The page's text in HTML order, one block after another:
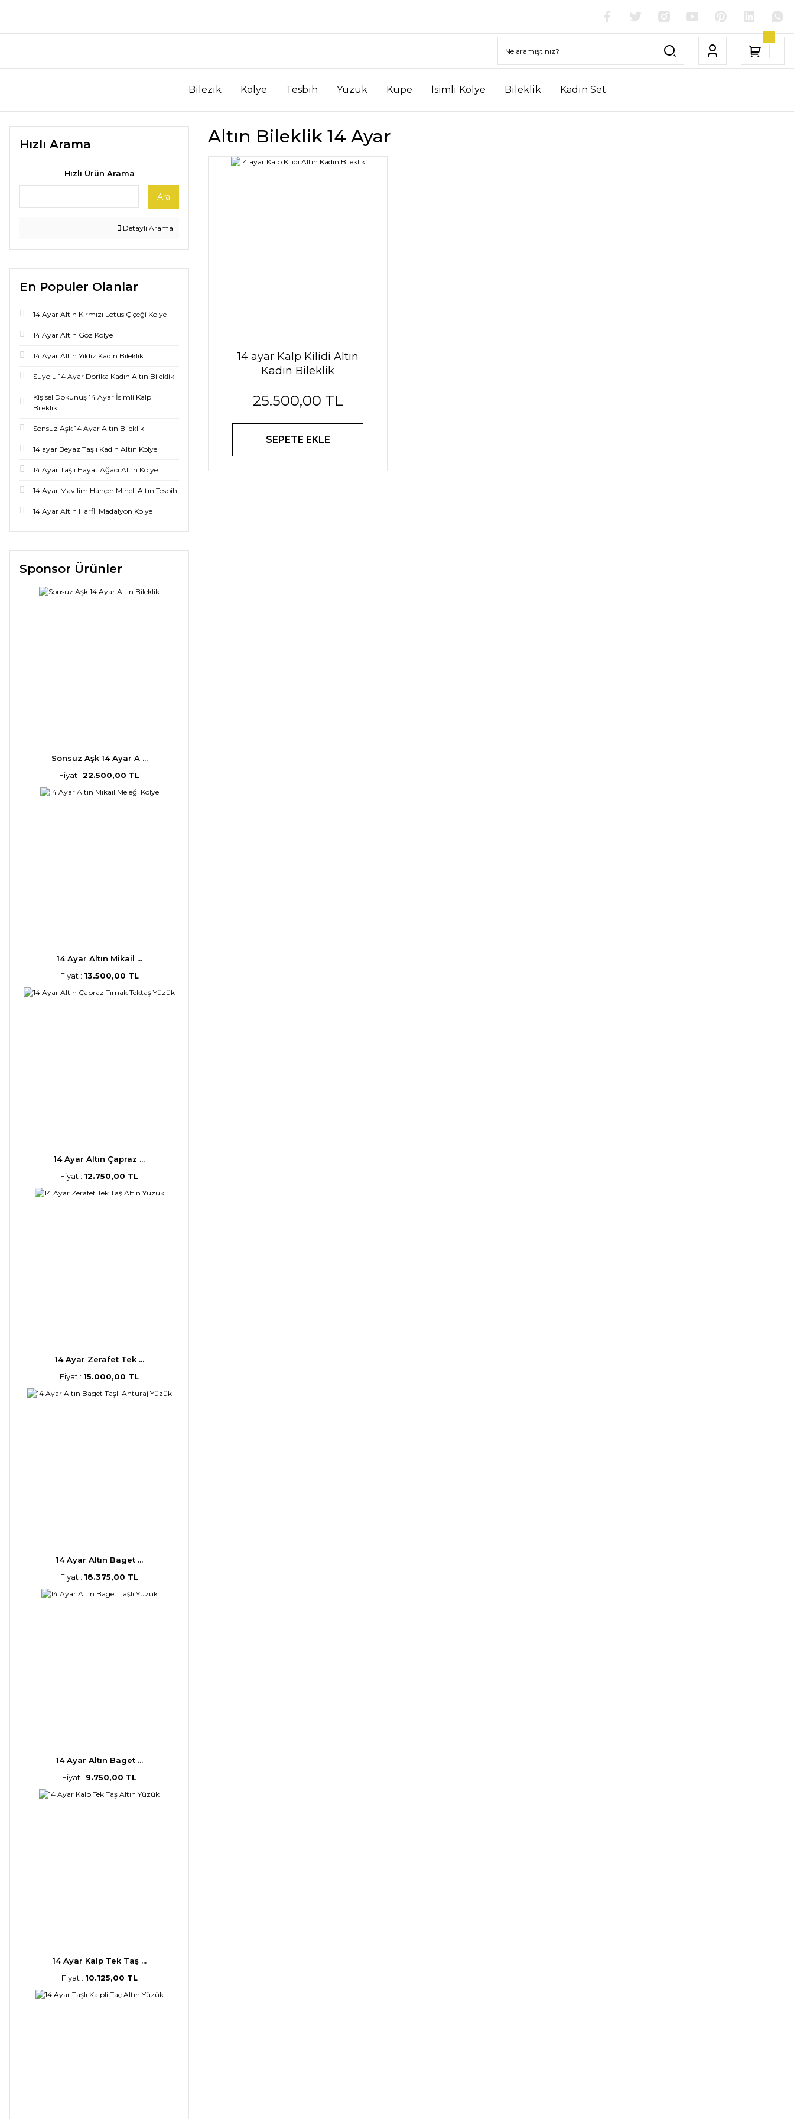
Bilezik Kolye Tesbih Yüzük Küpe İsimli Kolye Bileklik Kadın Set
Hızlı Arama
Hızlı Ürün Arama
Ara
Detaylı Arama
En Populer Olanlar
14 Ayar Altın Kırmızı Lotus Çiçeği Kolye
14 Ayar Altın Göz Kolye
14 Ayar Altın Yıldız Kadın Bileklik
Suyolu 14 Ayar Dorika Kadın Altın Bileklik
Kişisel Dokunuş 14 Ayar İsimli Kalpli
Bileklik
Sonsuz Aşk 14 Ayar Altın Bileklik
14 ayar Beyaz Taşlı Kadın Altın Kolye
14 Ayar Taşlı Hayat Ağacı Altın Kolye
14 Ayar Mavilim Hançer Mineli Altın Tesbih
14 Ayar Altın Harfli Madalyon Kolye
Sponsor Ürünler
Sonsuz Aşk 14 Ayar A ...
Fiyat : 22.500,00 TL
14 Ayar Altın Mikail ...
Fiyat : 13.500,00 TL
14 Ayar Altın Çapraz ...
Fiyat : 12.750,00 TL
14 Ayar Zerafet Tek ...
Fiyat : 15.000,00 TL
14 Ayar Altın Baget ...
Fiyat : 18.375,00 TL
14 Ayar Altın Baget ...
Fiyat : 9.750,00 TL
14 Ayar Kalp Tek Taş ...
Fiyat : 10.125,00 TL
Altın Bileklik 14 Ayar
14 ayar Kalp Kilidi Altın
Kadın Bileklik
25.500,00 TL
SEPETE EKLE